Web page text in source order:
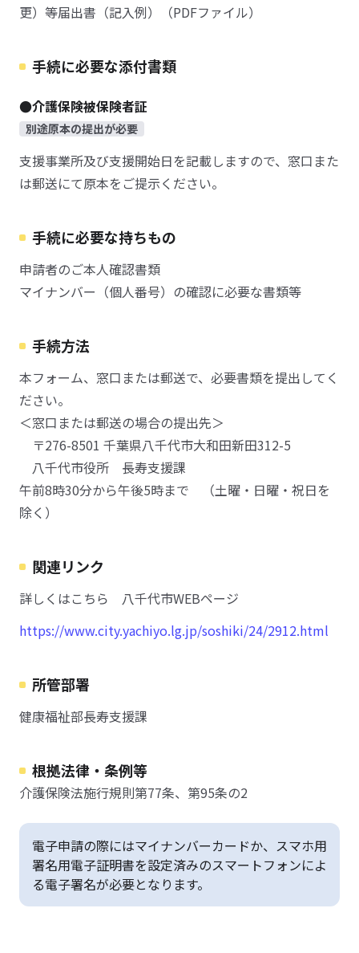
更）等届出書（記入例）（PDFファイル）
手続に必要な添付書類
●介護保険被保険者証
別途原本の提出が必要
支援事業所及び支援開始日を記載しますので、窓口また
は郵送にて原本をご提示ください。
手続に必要な持ちもの
申請者のご本人確認書類
マイナンバー（個人番号）の確認に必要な書類等
手続方法
本フォーム、窓口または郵送で、必要書類を提出してく
ださい。
＜窓口または郵送の場合の提出先＞
〒276-8501 千葉県八千代市大和田新田312-5
八千代市役所 長寿支援課
午前8時30分から午後5時まで （土曜・日曜・祝日を
除く）
関連リンク
詳しくはこちら 八千代市WEBページ
https://www.city.yachiyo.lg.jp/soshiki/24/2912.html
所管部署
健康福祉部長寿支援課
根拠法律・条例等
介護保険法施行規則第77条、第95条の2
電子申請の際にはマイナンバーカードか、スマホ用
署名用電子証明書を設定済みのスマートフォンによ
る電子署名が必要となります。